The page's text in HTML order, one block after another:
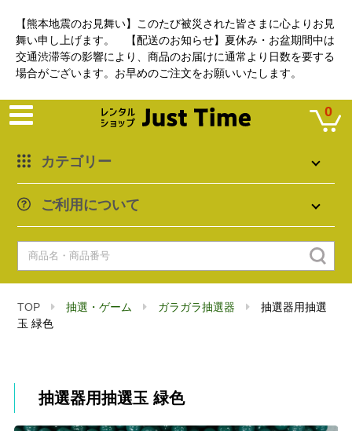
【熊本地震のお見舞い】このたび被災された皆さまに心よりお見
舞い申し上げます。 【配送のお知らせ】夏休み・お盆期間中は
交通渋滞等の影響により、商品のお届けに通常より日数を要する
場合がございます。お早めのご注文をお願いいたします。
カテゴリー
ご利用について
0
TOP 抽選・ゲーム ガラガラ抽選器
抽選器用抽選
玉 緑色
抽選器用抽選玉 緑色